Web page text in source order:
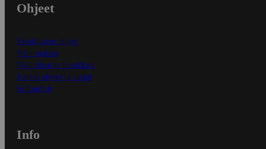
Ohjeet
Ensitilaajan ohjeet
Näin maksat
Näin tilaat ja muokkaat
Kaikki ohjeet ja vinkit
In English
Info